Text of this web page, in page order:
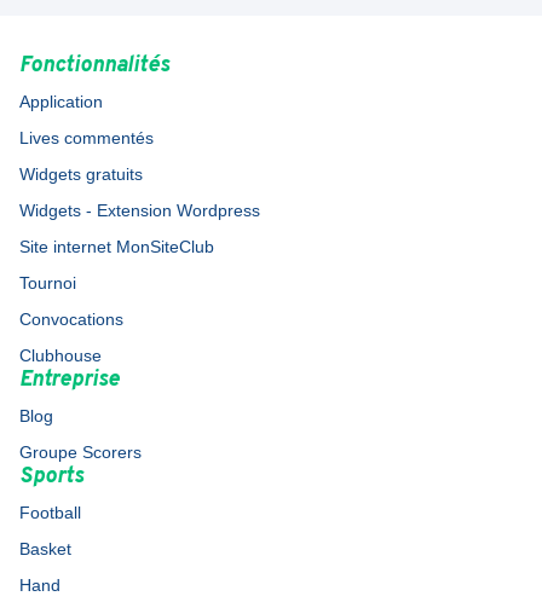
Fonctionnalités
Application
Lives commentés
Widgets gratuits
Widgets - Extension Wordpress
Site internet MonSiteClub
Tournoi
Convocations
Clubhouse
Entreprise
Blog
Groupe Scorers
Sports
Football
Basket
Hand